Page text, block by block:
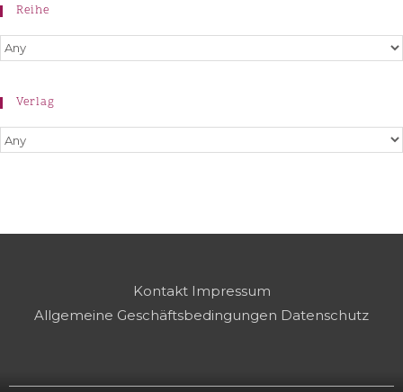
Reihe
Verlag
Kontakt Impressum
Allgemeine Geschäftsbedingungen Datenschutz